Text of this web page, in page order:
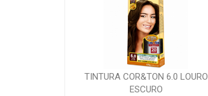
TINTURA COR&TON 6.0 LOURO
ESCURO